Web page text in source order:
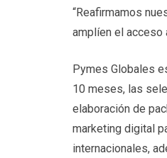
“Reafirmamos
amplíen el acceso
Pymes Globales
10 meses, las
elaboración de
marketing digital
internacionales,